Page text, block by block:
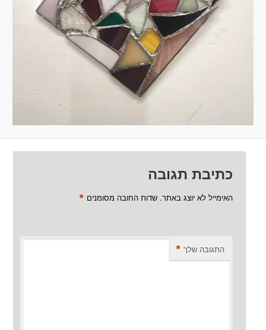
כתיבת תגובה
האימייל לא יוצג באתר. שדות החובה מסומנים *
התגובה שלך *